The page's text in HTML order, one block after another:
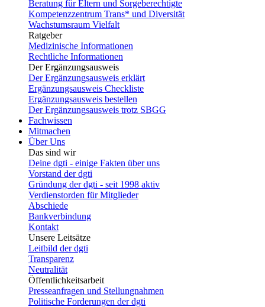
Beratung für Eltern und Sorgeberechtigte
Kompetenzzentrum Trans* und Diversität
Wachstumsraum Vielfalt
Ratgeber
Medizinische Informationen
Rechtliche Informationen
Der Ergänzungsausweis
Der Ergänzungsausweis erklärt
Ergänzungsausweis Checkliste
Ergänzungsausweis bestellen
Der Ergänzungsausweis trotz SBGG
Fachwissen
Mitmachen
Über Uns
Das sind wir
Deine dgti - einige Fakten über uns
Vorstand der dgti
Gründung der dgti - seit 1998 aktiv
Verdienstorden für Mitglieder
Abschiede
Bankverbindung
Kontakt
Unsere Leitsätze
Leitbild der dgti
Transparenz
Neutralität
Öffentlichkeitsarbeit
Presseanfragen und Stellungnahmen
Politische Forderungen der dgti